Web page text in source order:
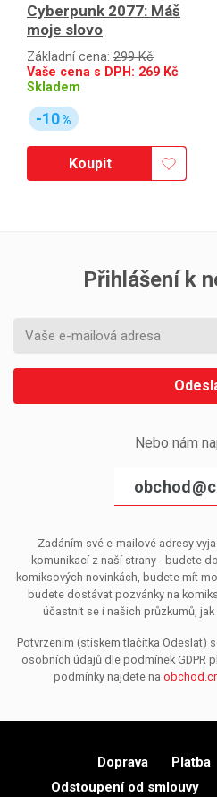
Cyberpunk 2077: Máš
moje slovo
Základní cena: 299 Kč
Vaše cena s DPH: 269 Kč
Skladem
-10%
Koupit
Přihlášení k
Nebo nám
Zadáním své e-mailové adresy
komunikací z naší strany - budete
komiksových novinkách, budete mít
budete dostávat pozvánky na
účastnit se i našich průzkumů,
Potvrzením (stiskem tlačítka Odeslat)
osobních údajů dle podmínek GDPR
podmínky najdete na
Doprava Platba
Odstoupení od smlouvy